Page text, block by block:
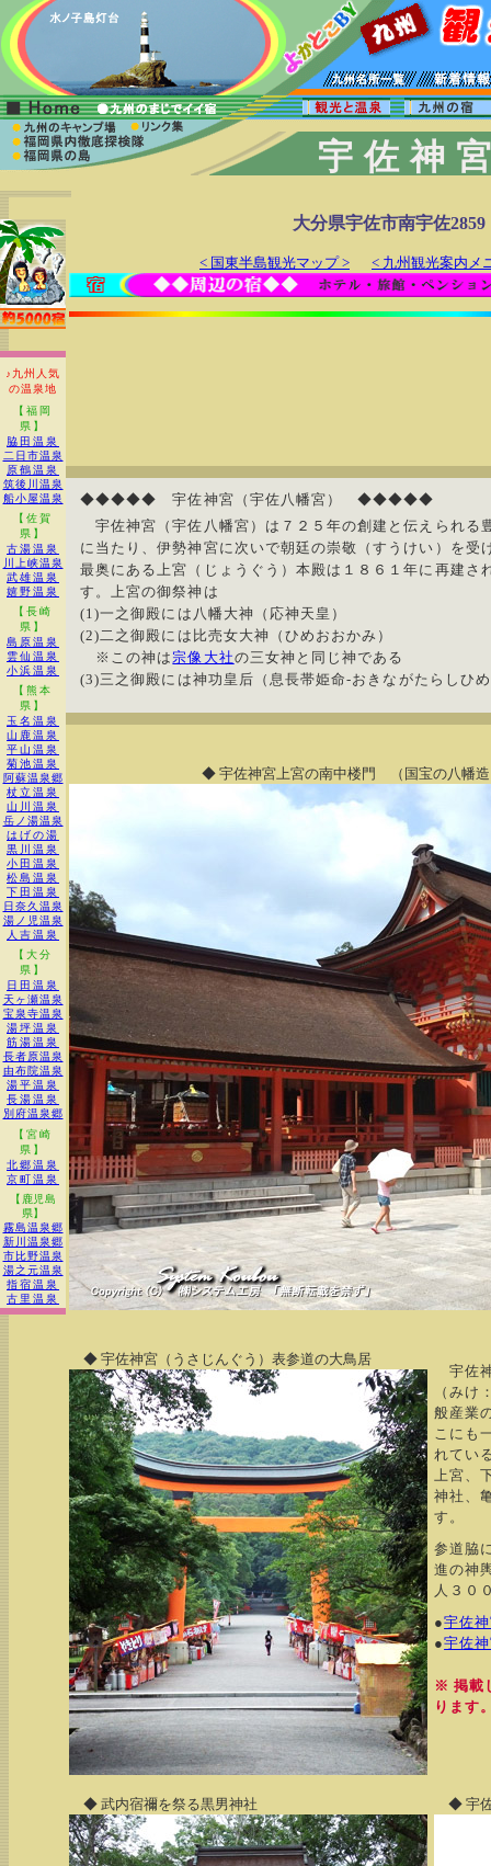
宇佐神
♪九州人気
の温泉地
【福岡
県】
脇田温泉
二日市温泉
原鶴温泉
筑後川温泉
船小屋温泉
【佐賀
県】
古湯温泉
川上峡温泉
武雄温泉
嬉野温泉
【長崎
県】
島原温泉
雲仙温泉
小浜温泉
【熊本
県】
玉名温泉
山鹿温泉
平山温泉
菊池温泉
阿蘇温泉郷
杖立温泉
山川温泉
岳ノ湯温泉
はげの湯
黒川温泉
小田温泉
松島温泉
下田温泉
日奈久温泉
湯ノ児温泉
人吉温泉
【大分
県】
日田温泉
天ヶ瀬温泉
宝泉寺温泉
湯坪温泉
筋湯温泉
長者原温泉
由布院温泉
湯平温泉
長湯温泉
別府温泉郷
【宮崎
県】
北郷温泉
京町温泉
【鹿児島
県】
霧島温泉郷
新川温泉郷
市比野温泉
湯之元温泉
指宿温泉
古里温泉
大分県宇佐市南宇佐2859
< 国東半島観光マップ > < 九州観光案内メ
◆◆◆◆◆ 宇佐神宮（宇佐八幡宮） ◆◆◆◆◆
宇佐神宮（宇佐八幡宮）は７２５年の創建と伝えられる
に当たり、伊勢神宮に次いで朝廷の崇敬（すうけい）を受
最奥にある上宮（じょうぐう）本殿は１８６１年に再建さ
す。上宮の御祭神は
(1)一之御殿には八幡大神（応神天皇）
(2)二之御殿には比売女大神（ひめおおかみ）
※この神は宗像大社の三女神と同じ神である
(3)三之御殿には神功皇后（息長帯姫命-おきながたらしひ
◆ 宇佐神宮上宮の南中楼門 （国宝の八幡造
◆ 宇佐神宮（うさじんぐう）表参道の大鳥居
宇佐
（みけ
般産業
こにも
れてい
上宮、
神社、
す。
参道脇
進の神
人３０
●宇佐
●宇佐
※ 掲載
ります
◆ 武内宿禰を祭る黒男神社 ◆ 宇佐